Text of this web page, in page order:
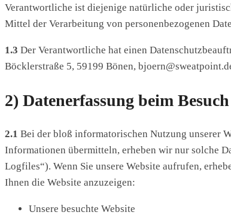
Verantwortliche ist diejenige natürliche oder
Mittel der Verarbeitung von personenbezogenen
1.3 Der Verantwortliche hat einen
Böcklerstraße 5, 59199 Bönen,
2) Datenerfassung beim
2.1 Bei der bloß informatorischen Nutzung unserer
Informationen übermitteln, erheben wir nur solche
Logfiles“). Wenn Sie unsere Website aufrufen,
Ihnen die Website anzuzeigen:
Unsere besuchte Website